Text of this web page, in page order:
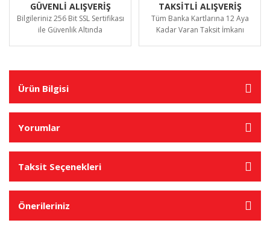
GÜVENLİ ALIŞVERİŞ
Bilgileriniz 256 Bit SSL Sertifikası
ile Güvenlik Altında
TAKSİTLİ ALIŞVERİŞ
Tüm Banka Kartlarına 12 Aya
Kadar Varan Taksit İmkanı
Ürün Bilgisi
Yorumlar
Taksit Seçenekleri
Önerileriniz